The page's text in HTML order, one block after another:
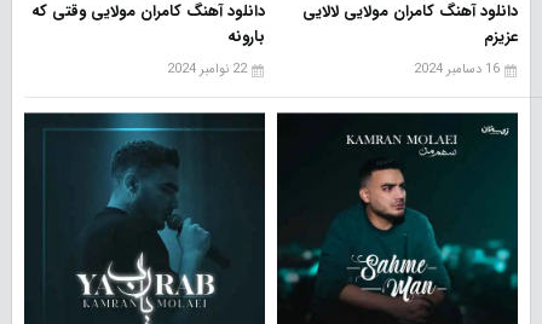
دانلود آهنگ کامران مولایی لالایی
عزیزم
16 دسامبر 2024
دانلود آهنگ کامران مولایی وقتی که
بارونه
22 نوامبر 2024